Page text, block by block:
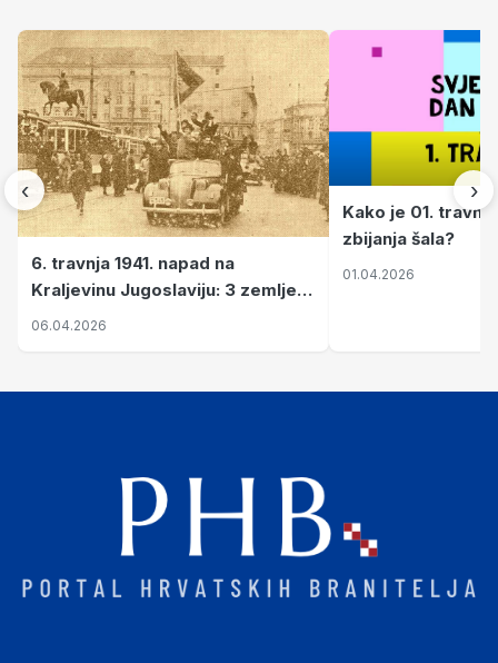
‹
6. travnja 1941. napad na
Kraljevinu Jugoslaviju: 3 zemlje
nastale njenim raspadom
06.04.2026
Kako je 01.
zbijanja šala?
01.04.2026
›